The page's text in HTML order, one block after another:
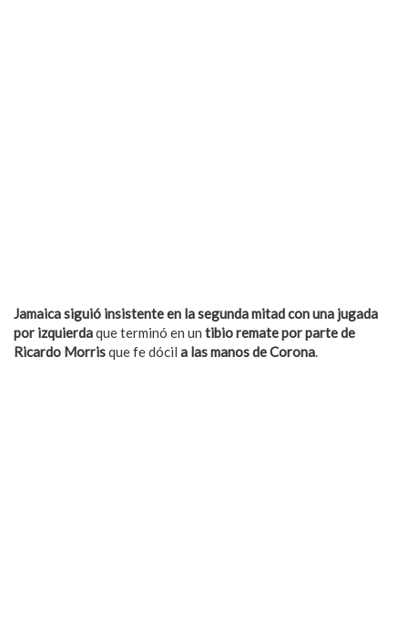
Jamaica siguió insistente en la segunda mitad con una jugada
por izquierdaque terminó en un tibio remate por parte de
Ricardo Morrisque fe dócil a las manos de Corona.